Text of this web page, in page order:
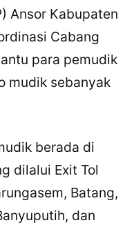
Ansor Kabupaten
Cabang
para pemudik
mudik sebanyak
berada di
dilalui Exit Tol
Batang,
dan